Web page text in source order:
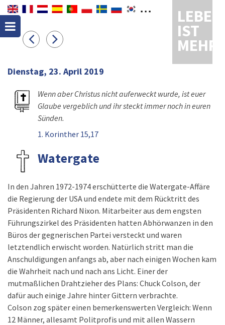
LEBEN
IST
MEHR
Dienstag, 23. April 2019
Wenn aber Christus nicht auferweckt wurde, ist euer
Glaube vergeblich und ihr steckt immer noch in euren
Sünden.
1. Korinther 15,17
Watergate
In den Jahren 1972-1974 erschütterte die Watergate-Affäre
die Regierung der USA und endete mit dem Rücktritt des
Präsidenten Richard Nixon. Mitarbeiter aus dem engsten
Führungszirkel des Präsidenten hatten Abhörwanzen in den
Büros der gegnerischen Partei versteckt und waren
letztendlich erwischt worden. Natürlich stritt man die
Anschuldigungen anfangs ab, aber nach einigen Wochen kam
die Wahrheit nach und nach ans Licht. Einer der
mutmaßlichen Drahtzieher des Plans: Chuck Colson, der
dafür auch einige Jahre hinter Gittern verbrachte.
Colson zog später einen bemerkenswerten Vergleich: Wenn
12 Männer, allesamt Politprofis und mit allen Wassern